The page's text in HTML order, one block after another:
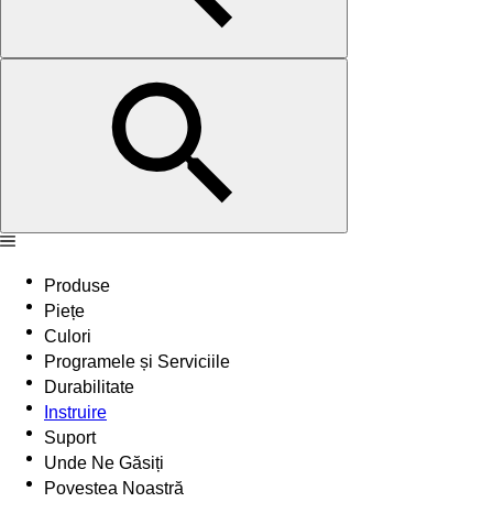
Produse
Piețe
Culori
Programele și Serviciile
Durabilitate
Instruire
Suport
Unde Ne Găsiți
Povestea Noastră